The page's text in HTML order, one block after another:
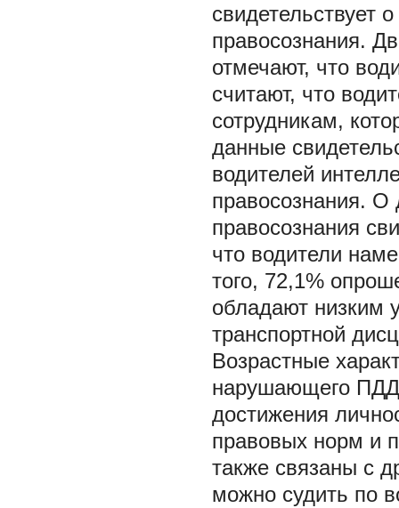
свидетельствует
правосознания.
отмечают, что
считают, что
сотрудникам,
данные
водителей
правосознания. О
правосознания
что водители
того, 72,1%
обладают низким
транспортной
Возрастные
нарушающего
достижения
правовых норм и
также связаны с
можно судить по